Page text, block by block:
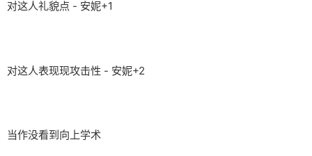
对这人礼貌点 - 安妮+1
对这人表现现攻击性 - 安妮+2
当作没看到向上学术